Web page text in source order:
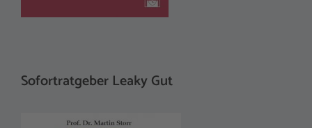
Sofortratgeber Leaky Gut